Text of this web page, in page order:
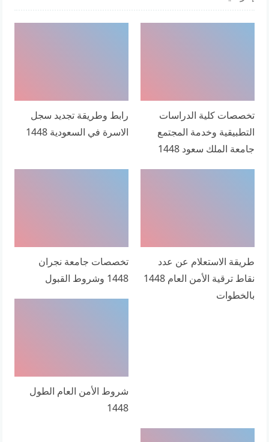
تخصصات كلية الدراسات
التطبيقية وخدمة المجتمع
جامعة الملك سعود 1448
رابط وطريقة تجديد سجل
الاسرة في السعودية 1448
طريقة الاستعلام عن عدد
نقاط ترقية الأمن العام 1448
بالخطوات
تخصصات جامعة نجران
1448 وشروط القبول
شروط الأمن العام الطول
1448